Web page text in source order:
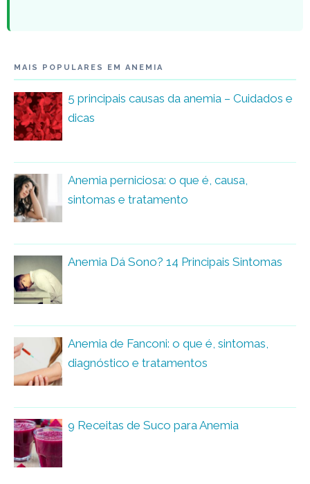
MAIS POPULARES EM ANEMIA
5 principais causas da anemia – Cuidados e
dicas
Anemia perniciosa: o que é, causa,
sintomas e tratamento
Anemia Dá Sono? 14 Principais Sintomas
Anemia de Fanconi: o que é, sintomas,
diagnóstico e tratamentos
9 Receitas de Suco para Anemia